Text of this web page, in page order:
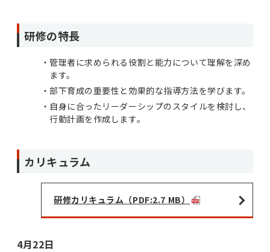
研修の特長
管理者に求められる役割と能力について理解を深め
ます。
部下育成の重要性と効果的な指導方法を学びます。
自身に合ったリーダーシップのスタイルを検討し、
行動計画を作成します。
カリキュラム
研修カリキュラム（PDF:2.7 MB）
4月22日